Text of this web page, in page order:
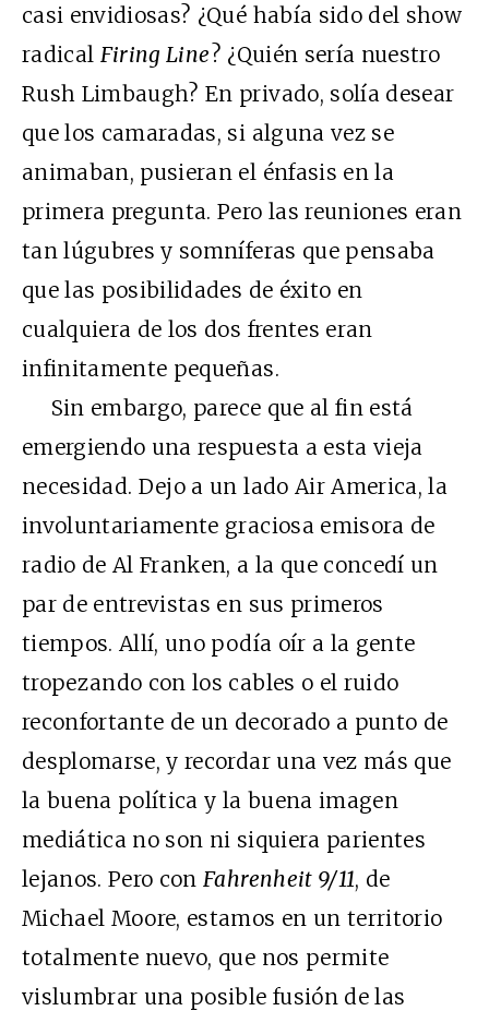
casi envidiosas? ¿Qué había sido del show
radical Firing Line ? ¿Quién sería nuestro
Rush Limbaugh? En privado, solía desear
que los camaradas, si alguna vez se
animaban, pusieran el énfasis en la
primera pregunta. Pero las reuniones eran
tan lúgubres y somníferas que pensaba
que las posibilidades de éxito en
cualquiera de los dos frentes eran
infinitamente pequeñas.
Sin embargo, parece que al fin está
emergiendo una respuesta a esta vieja
necesidad. Dejo a un lado Air America, la
involuntariamente graciosa emisora de
radio de Al Franken, a la que concedí un
par de entrevistas en sus primeros
tiempos. Allí, uno podía oír a la gente
tropezando con los cables o el ruido
reconfortante de un decorado a punto de
desplomarse, y recordar una vez más que
la buena política y la buena imagen
mediática no son ni siquiera parientes
lejanos. Pero conFahrenheit 9/11, de
Michael Moore, estamos en un territorio
totalmente nuevo, que nos permite
vislumbrar una posible fusión de las